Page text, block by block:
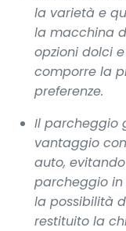
la varietà e
la macchina
opzioni dolci
comporre la
preferenze.
Il parcheggio
vantaggio
auto,
parcheggio in
la possibilità
restituito la